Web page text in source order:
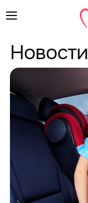
Новости